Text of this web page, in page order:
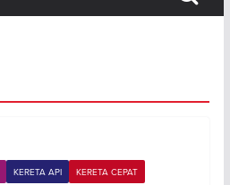
KERETA API
KERETA CEPAT